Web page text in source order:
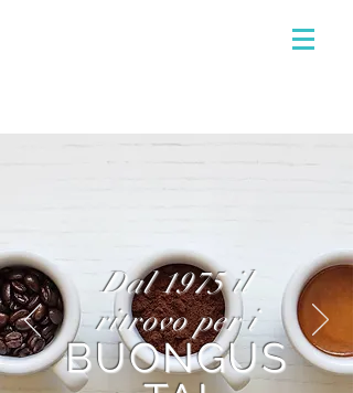
Dal 1975 il
ritrovo per i
BUONGUS